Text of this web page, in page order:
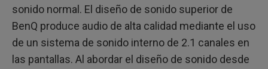
sonido normal. El diseño de sonido superior de
BenQ produce audio de alta calidad mediante el uso
de un sistema de sonido interno de 2.1 canales en
las pantallas. Al abordar el diseño de sonido desde